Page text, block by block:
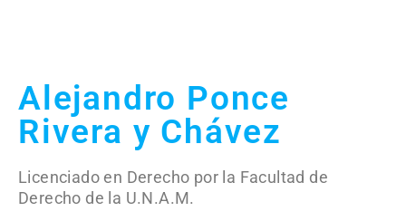
Alejandro Ponce
Rivera y Chávez
Licenciado en Derecho por la Facultad de
Derecho de la U.N.A.M.